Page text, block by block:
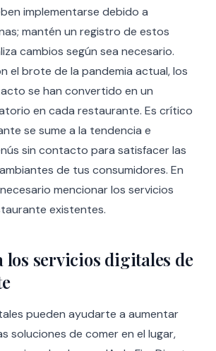
implementarse debido a
mantén un registro de estos
cambios según sea necesario.
el brote de la pandemia actual, los
se han convertido en un
en cada restaurante. Es crítico
se sume a la tendencia e
sin contacto para satisfacer las
de tus consumidores. En
mencionar los servicios
existentes.
los servicios digitales de
pueden ayudarte a aumentar
soluciones de comer en el lugar,